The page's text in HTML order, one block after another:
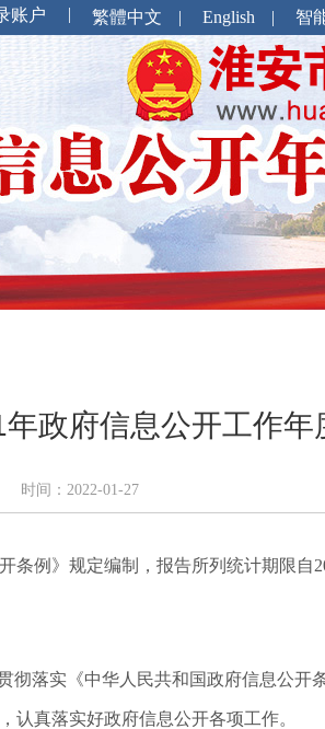
繁體中文 | English | 智
政府信息公开工作年
时间：2022-01-27
例》规定编制，报告所列统计期限自
彻落实《中华人民共和国政府信息公开
认真落实好政府信息公开各项工作。